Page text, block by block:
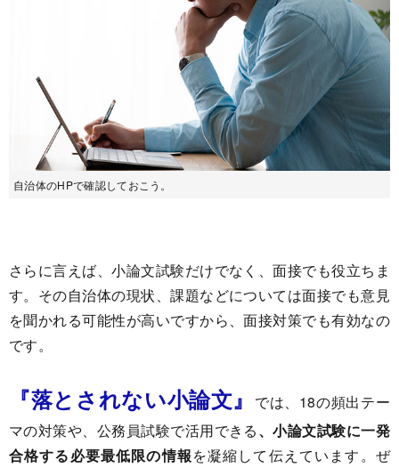
自治体のHPで確認しておこう。
さらに言えば、小論文試験だけでなく、面接でも役立ちま
す。その自治体の現状、課題などについては面接でも意見
を聞かれる可能性が高いですから、面接対策でも有効なの
です。
『落とされない小論文』
では、18の頻出テー
マの対策や、公務員試験で活用できる、小論文試験に一発
合格する必要最低限の情報を凝縮して伝えています。ぜ